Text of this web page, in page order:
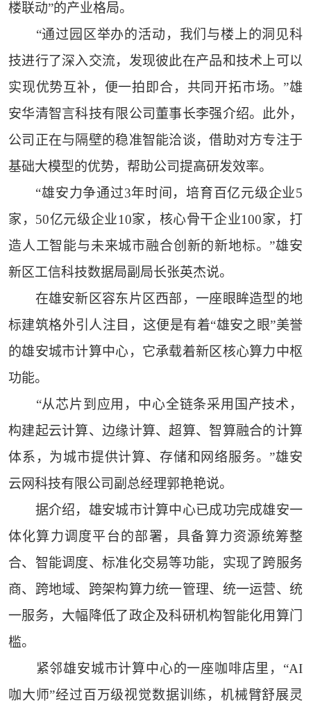
楼联动”的产业格局。
“通过园区举办的活动，我们与楼上的洞见科
技进行了深入交流，发现彼此在产品和技术上可以
实现优势互补，便一拍即合，共同开拓市场。”雄
安华清智言科技有限公司董事长李强介绍。此外，
公司正在与隔壁的稳准智能洽谈，借助对方专注于
基础大模型的优势，帮助公司提高研发效率。
“雄安力争通过3年时间，培育百亿元级企业5
家，50亿元级企业10家，核心骨干企业100家，打
造人工智能与未来城市融合创新的新地标。”雄安
新区工信科技数据局副局长张英杰说。
在雄安新区容东片区西部，一座眼眸造型的地
标建筑格外引人注目，这便是有着“雄安之眼”美誉
的雄安城市计算中心，它承载着新区核心算力中枢
功能。
“从芯片到应用，中心全链条采用国产技术，
构建起云计算、边缘计算、超算、智算融合的计算
体系，为城市提供计算、存储和网络服务。”雄安
云网科技有限公司副总经理郭艳艳说。
据介绍，雄安城市计算中心已成功完成雄安一
体化算力调度平台的部署，具备算力资源统筹整
合、智能调度、标准化交易等功能，实现了跨服务
商、跨地域、跨架构算力统一管理、统一运营、统
一服务，大幅降低了政企及科研机构智能化用算门
槛。
紧邻雄安城市计算中心的一座咖啡店里，“AI
咖大师”经过百万级视觉数据训练，机械臂舒展灵